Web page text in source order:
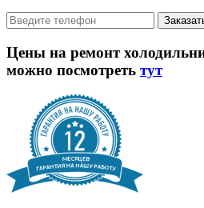
Цены на ремонт
можно посмотреть тут